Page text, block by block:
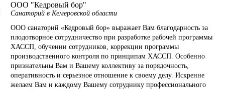
ООО "Кедровый бор"
Санаторий в Кемеровской области
ООО санаторий «Кедровый бор» выражает Вам благодарность за
плодотворное сотрудничество при разработке рабочей программы
ХАССП, обучении сотрудников, коррекции программы
производственного контроля по принципам ХАССП. Особенно
признательны Вам и Вашему коллективу за порядочность,
оперативность и серьезное отношение к своему делу. Искренне
желаем Вам и каждому Вашему сотруднику профессионального